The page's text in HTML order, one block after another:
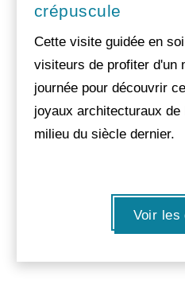
crépuscule
Cette visite guidée en
visiteurs de profiter d'un
journée pour découvrir
joyaux architecturaux
milieu du siècle dernier.
Voir les